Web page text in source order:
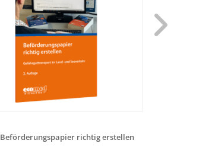
Beförderungspapier richtig erstellen